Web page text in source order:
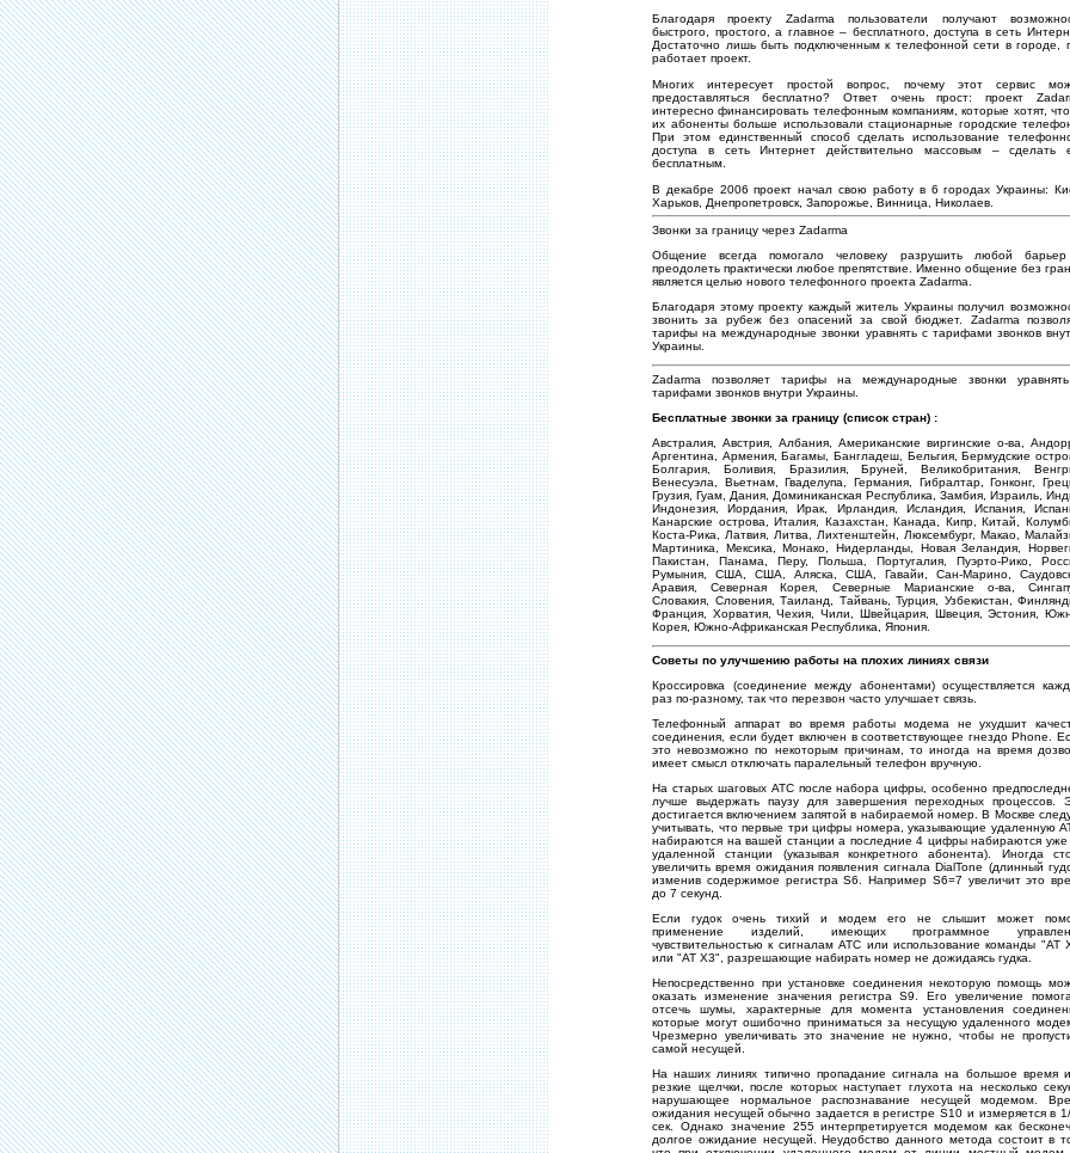
Благодаря проекту Zadarma пользователи получают
быстрого, простого, а главное – бесплатного, доступа в сеть
Достаточно лишь быть подключенным к телефонной сети в городе,
работает проект.
Многих интересует простой вопрос, почему этот сервис
предоставляться бесплатно? Ответ очень прост: проект
интересно финансировать телефонным компаниям, которые хотят,
их абоненты больше использовали стационарные городские
При этом единственный способ сделать использование
доступа в сеть Интернет действительно массовым – сделать
бесплатным.
В декабре 2006 проект начал свою работу в 6 городах Украины:
Харьков, Днепропетровск, Запорожье, Винница, Николаев.
Звонки за границу через Zadarma
Общение всегда помогало человеку разрушить любой
преодолеть практически любое препятствие. Именно общение без
является целью нового телефонного проекта Zadarma.
Благодаря этому проекту каждый житель Украины получил
звонить за рубеж без опасений за свой бюджет. Zadarma
тарифы на международные звонки уравнять с тарифами звонков
Украины.
Zadarma позволяет тарифы на международные звонки
тарифами звонков внутри Украины.
Бесплатные звонки за границу (список стран) :
Австралия, Австрия, Албания, Американские виргинские о-ва,
Аргентина, Армения, Багамы, Бангладеш, Бельгия, Бермудские
Болгария, Боливия, Бразилия, Бруней, Великобритания,
Венесуэла, Вьетнам, Гваделупа, Германия, Гибралтар, Гонконг,
Грузия, Гуам, Дания, Доминиканская Республика, Замбия, Израиль,
Индонезия, Иордания, Ирак, Ирландия, Исландия, Испания,
Канарские острова, Италия, Казахстан, Канада, Кипр, Китай,
Коста-Рика, Латвия, Литва, Лихтенштейн, Люксембург, Макао,
Мартиника, Мексика, Монако, Нидерланды, Новая Зеландия,
Пакистан, Панама, Перу, Польша, Португалия, Пуэрто-Рико,
Румыния, США, США, Аляска, США, Гавайи, Сан-Марино,
Аравия, Северная Корея, Северные Марианские о-ва,
Словакия, Словения, Таиланд, Тайвань, Турция, Узбекистан,
Франция, Хорватия, Чехия, Чили, Швейцария, Швеция, Эстония,
Корея, Южно-Африканская Республика, Япония.
Советы по улучшению работы на плохих линиях связи
Кроссировка (соединение между абонентами) осуществляется
раз по-разному, так что перезвон часто улучшает связь.
Телефонный аппарат во время работы модема не ухудшит
соединения, если будет включен в соответствующее гнездо Phone.
это невозможно по некоторым причинам, то иногда на время
имеет смысл отключать паралельный телефон вручную.
На старых шаговых АТС после набора цифры, особенно
лучше выдержать паузу для завершения переходных процессов.
достигается включением запятой в набираемой номер. В Москве
учитывать, что первые три цифры номера, указывающие удаленную
набираются на вашей станции а последние 4 цифры набираются уже
удаленной станции (указывая конкретного абонента). Иногда
увеличить время ожидания появления сигнала DialTone (длинный
изменив содержимое регистра S6. Например S6=7 увеличит это
до 7 секунд.
Если гудок очень тихий и модем его не слышит может
применение изделий, имеющих программное
чувствительностью к сигналам АТС или использование команды "AT
или "AT X3", разрешающие набирать номер не дожидаясь гудка.
Непосредственно при установке соединения некоторую помощь
оказать изменение значения регистра S9. Его увеличение
отсечь шумы, характерные для момента установления
которые могут ошибочно приниматься за несущую удаленного
Чрезмерно увеличивать это значение не нужно, чтобы не
самой несущей.
На наших линиях типично пропадание сигнала на большое время
резкие щелчки, после которых наступает глухота на несколько
нарушающее нормальное распознавание несущей модемом.
ожидания несущей обычно задается в регистре S10 и измеряется в
сек. Однако значение 255 интерпретируется модемом как
долгое ожидание несущей. Неудобство данного метода состоит в